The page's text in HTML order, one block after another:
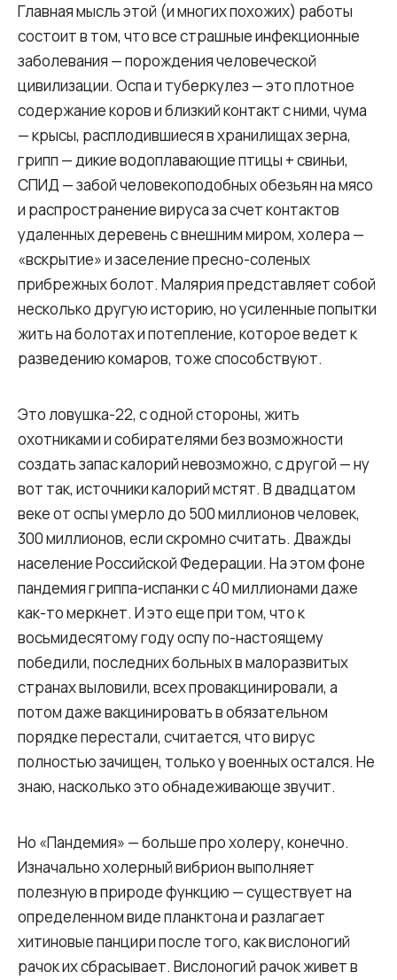
Главная мысль этой (и многих похожих) работы
состоит в том, что все страшные инфекционные
заболевания — порождения человеческой
цивилизации. Оспа и туберкулез — это плотное
содержание коров и близкий контакт с ними, чума
— крысы, расплодившиеся в хранилищах зерна,
грипп — дикие водоплавающие птицы + свиньи,
СПИД — забой человекоподобных обезьян на мясо
и распространение вируса за счет контактов
удаленных деревень с внешним миром, холера —
«вскрытие» и заселение пресно-соленых
прибрежных болот. Малярия представляет собой
несколько другую историю, но усиленные попытки
жить на болотах и потепление, которое ведет к
разведению комаров, тоже способствуют.
Это ловушка-22, с одной стороны, жить
охотниками и собирателями без возможности
создать запас калорий невозможно, с другой — ну
вот так, источники калорий мстят. В двадцатом
веке от оспы умерло до 500 миллионов человек,
300 миллионов, если скромно считать. Дважды
население Российской Федерации. На этом фоне
пандемия гриппа-испанки с 40 миллионами даже
как-то меркнет. И это еще при том, что к
восьмидесятому году оспу по-настоящему
победили, последних больных в малоразвитых
странах выловили, всех провакцинировали, а
потом даже вакцинировать в обязательном
порядке перестали, считается, что вирус
полностью зачищен, только у военных остался. Не
знаю, насколько это обнадеживающе звучит.
Но «Пандемия» — больше про холеру, конечно.
Изначально холерный вибрион выполняет
полезную в природе функцию — существует на
определенном виде планктона и разлагает
хитиновые панцири после того, как вислоногий
рачок их сбрасывает. Вислоногий рачок живет в